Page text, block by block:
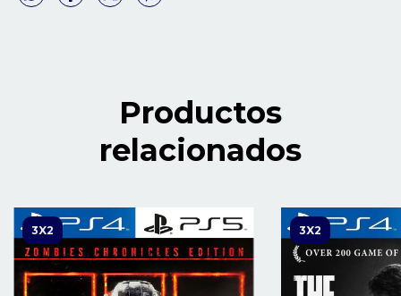
Productos
relacionados
3X2 3X2